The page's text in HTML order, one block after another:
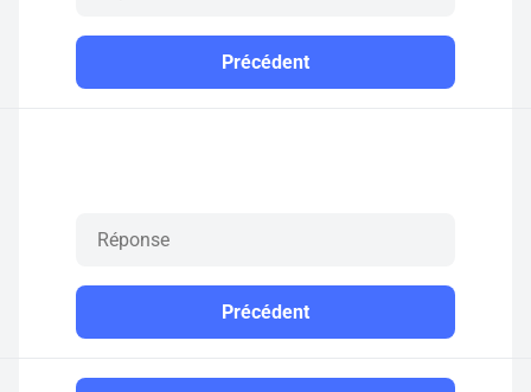
Précédent
Précédent